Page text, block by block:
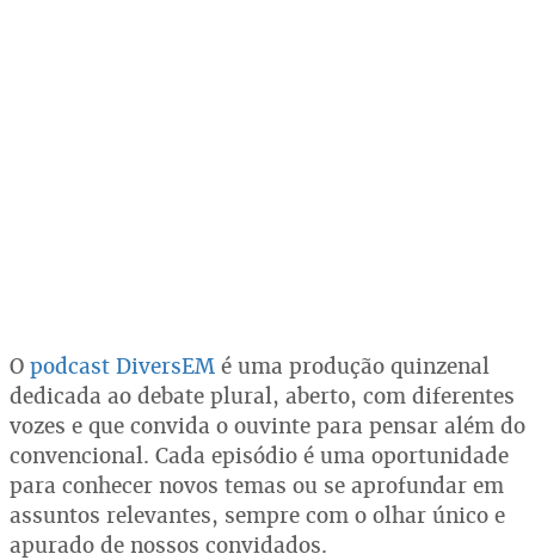
O podcast DiversEM é uma produção quinzenal
dedicada ao debate plural, aberto, com diferentes
vozes e que convida o ouvinte para pensar além do
convencional. Cada episódio é uma oportunidade
para conhecer novos temas ou se aprofundar em
assuntos relevantes, sempre com o olhar único e
apurado de nossos convidados.